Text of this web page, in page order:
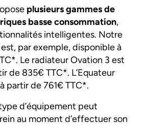
plusieurs gammes de
basse consommation,
intelligentes. Notre
par exemple, disponible à
Le radiateur Ovation 3 est
de 835€ TTC*. L’Equateur
partir de 761€ TTC*.
d’équipement peut
au moment d’effectuer son